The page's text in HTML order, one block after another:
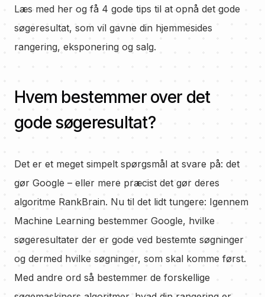
Læs med her og få 4 gode tips til at opnå det gode
søgeresultat, som vil gavne din hjemmesides
rangering, eksponering og salg.
Hvem bestemmer over det
gode søgeresultat?
Det er et meget simpelt spørgsmål at svare på: det
gør Google – eller mere præcist det gør deres
algoritme RankBrain. Nu til det lidt tungere: Igennem
Machine Learning bestemmer Google, hvilke
søgeresultater der er gode ved bestemte søgninger
og dermed hvilke søgninger, som skal komme først.
Med andre ord så bestemmer de forskellige